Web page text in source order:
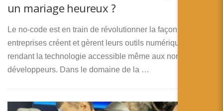
un mariage heureux ?
Le no-code est en train de révolutionner la façon dont les
entreprises créent et gèrent leurs outils numériques,
rendant la technologie accessible même aux non-
développeurs. Dans le domaine de la …